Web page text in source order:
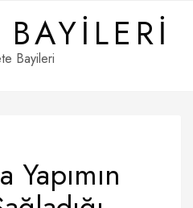
Bayileri
Yapımın